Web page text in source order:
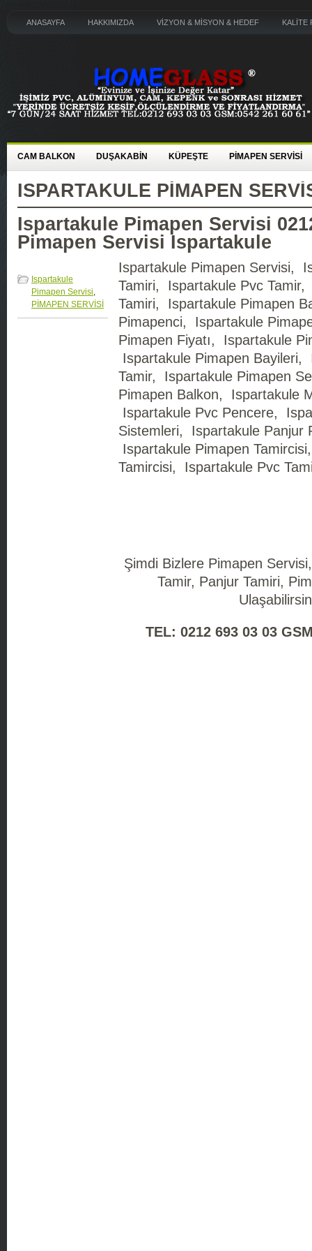
ANASAYFA HAKKIMIZDA VİZYON & MİSYON & HEDEF KALİTE
CAM BALKON DUŞAKABİN KÜPEŞTE PİMAPEN SERVİSİ
ISPARTAKULE PIMAPEN
Ispartakule Pimapen Servisi
Pimapen Servisi Ispartakule
Ispartakule
Pimapen Servisi,
PİMAPEN SERVİSİ
Ispartakule Pimapen Servisi,
Tamiri, Ispartakule Pvc
Tamiri, Ispartakule Pimapen
Pimapenci, Ispartakule
Pimapen Fiyatı, Ispartakule
Ispartakule Pimapen Bayileri,
Tamir, Ispartakule Pimapen
Pimapen Balkon, Ispartakule
Ispartakule Pvc Pencere,
Sistemleri, Ispartakule Panjur
Ispartakule Pimapen
Tamircisi, Ispartakule Pvc
Şimdi Bizlere Pimapen
Tamir, Panjur Tamiri,
TEL: 0212 693 03 03